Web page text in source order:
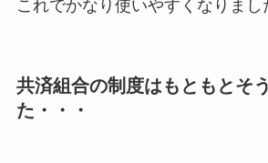
これでかなり使いやすくなりまし
共済組合の制度はもともとそ
た・・・